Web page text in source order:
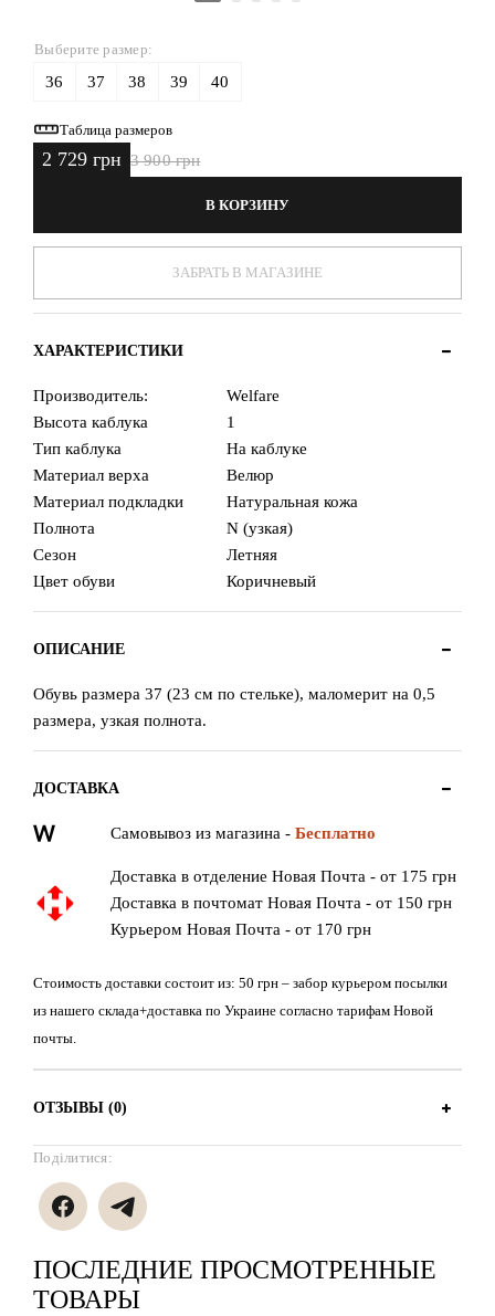
Выберите размер:
36 37 38 39 40
Таблица размеров
2 729 грн 3 900 грн
В КОРЗИНУ
ЗАБРАТЬ В МАГАЗИНЕ
ХАРАКТЕРИСТИКИ
Производитель:
Welfare
Высота каблука
1
Тип каблука
На каблуке
Материал верха
Велюр
Материал подкладки
Натуральная кожа
Полнота
N (узкая)
Сезон
Летняя
Цвет обуви
Коричневый
ОПИСАНИЕ
Обувь размера 37 (23 см по стельке), маломерит на 0,5
размера, узкая полнота.
ДОСТАВКА
Самовывоз из магазина - Бесплатно
Доставка в отделение Новая Почта - от 175 грн
Доставка в почтомат Новая Почта - от 150 грн
Курьером Новая Почта - от 170 грн
Стоимость доставки состоит из: 50 грн – забор курьером посылки
из нашего склада+доставка по Украине согласно тарифам Новой
почты.
ОТЗЫВЫ (0)
Поділитися:
ПОСЛЕДНИЕ ПРОСМОТРЕННЫЕ
ТОВАРЫ